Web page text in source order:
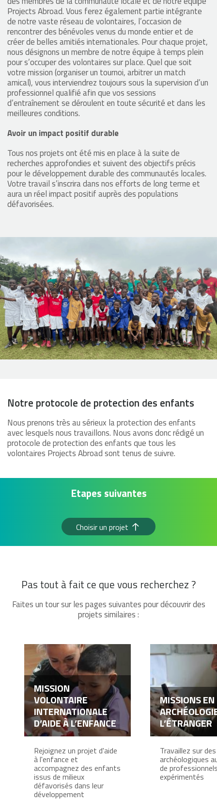
Projects Abroad. Vous ferez également partie intégrante
de notre vaste réseau de volontaires, l’occasion de
rencontrer des bénévoles venus du monde entier et de
créer de belles amitiés internationales. Pour chaque projet,
nous désignons un membre de notre équipe à temps plein
pour s’occuper des volontaires sur place. Quel que soit
votre mission (organiser un tournoi, arbitrer un match
amical), vous interviendrez toujours sous la supervision d’un
professionnel qualifié afin que vos sessions
d’entraînement se déroulent en toute sécurité et dans les
meilleures conditions.
Avoir un impact positif durable
Tous nos projets ont été mis en place à la suite de
recherches approfondies et suivent des objectifs précis
pour le développement durable des communautés locales.
Votre travail s’inscrira dans nos efforts de long terme et
aura un réel impact positif auprès des populations
défavorisées.
Notre protocole de protection des enfants
Nous prenons très au sérieux la protection des enfants
avec lesquels nous travaillons. Nous avons donc rédigé un
protocole de protection des enfants que tous les
volontaires Projects Abroad sont tenus de suivre.
Etapes suivantes
Choisir un projet
Pas tout à fait ce que vous recherchez ?
Faites un tour sur les pages suivantes pour découvrir des
projets similaires :
MISSION
VOLONTAIRE
INTERNATIONALE
D’AIDE À L’ENFANCE
Rejoignez un projet d'aide
à l'enfance et
accompagnez des enfants
issus de milieux
défavorisés dans leur
développement
MISSIONS EN
L’ÉTRANGER
Travaillez sur
archéologiques
de
expérimentés